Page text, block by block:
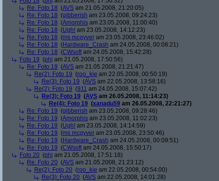
Re: Foto 18 (AVS am 21.05.2008, 21:20:05)
Re: Foto 18 (gibberish am 23.05.2008, 09:24:23)
Re: Foto 18 (Amorphis am 23.05.2008, 11:00:40)
Re: Foto 18 (Ugh! am 23.05.2008, 14:12:23)
Re: Foto 18 (ms mcgyver am 23.05.2008, 23:46:02)
Re: Foto 18 (Hardware_Crash am 24.05.2008, 00:08:21)
Re: Foto 18 (CWsoft am 24.05.2008, 15:42:28)
Foto 19 (phj am 21.05.2008, 17:50:56)
Re: Foto 19 (AVS am 21.05.2008, 21:21:47)
Re(2): Foto 19 (roo_kie am 22.05.2008, 00:50:19)
Re(3): Foto 19 (AVS am 22.05.2008, 13:58:16)
Re(2): Foto 19 (911 am 24.05.2008, 15:07:42)
Re(3): Foto 19 (AVS am 26.05.2008, 11:14:23)
Re(4): Foto 19 (xanadu59 am 26.05.2008, 22:21:27)
Re: Foto 19 (gibberish am 23.05.2008, 09:28:46)
Re: Foto 19 (Amorphis am 23.05.2008, 11:02:23)
Re: Foto 19 (Ugh! am 23.05.2008, 14:14:59)
Re: Foto 19 (ms mcgyver am 23.05.2008, 23:50:46)
Re: Foto 19 (Hardware_Crash am 24.05.2008, 00:09:51)
Re: Foto 19 (CWsoft am 24.05.2008, 15:50:17)
Foto 20 (phj am 21.05.2008, 17:51:18)
Re: Foto 20 (AVS am 21.05.2008, 21:23:12)
Re(2): Foto 20 (roo_kie am 22.05.2008, 00:54:00)
Re(3): Foto 20 (AVS am 22.05.2008, 14:01:28)